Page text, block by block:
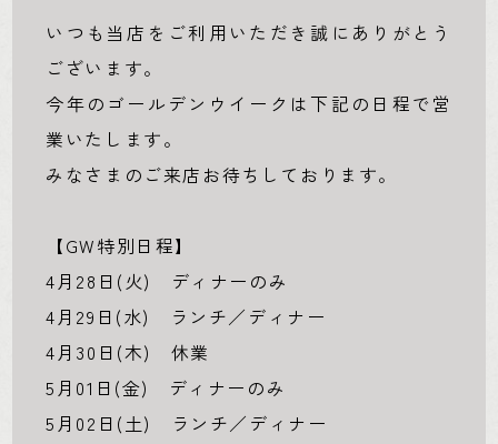
いつも当店をご利用いただき誠にありがとう
ございます。
今年のゴールデンウイークは下記の日程で営
業いたします。
みなさまのご来店お待ちしております。
【GW特別日程】
4月28日(火) ディナーのみ
4月29日(水) ランチ／ディナー
4月30日(木) 休業
5月01日(金) ディナーのみ
5月02日(土) ランチ／ディナー